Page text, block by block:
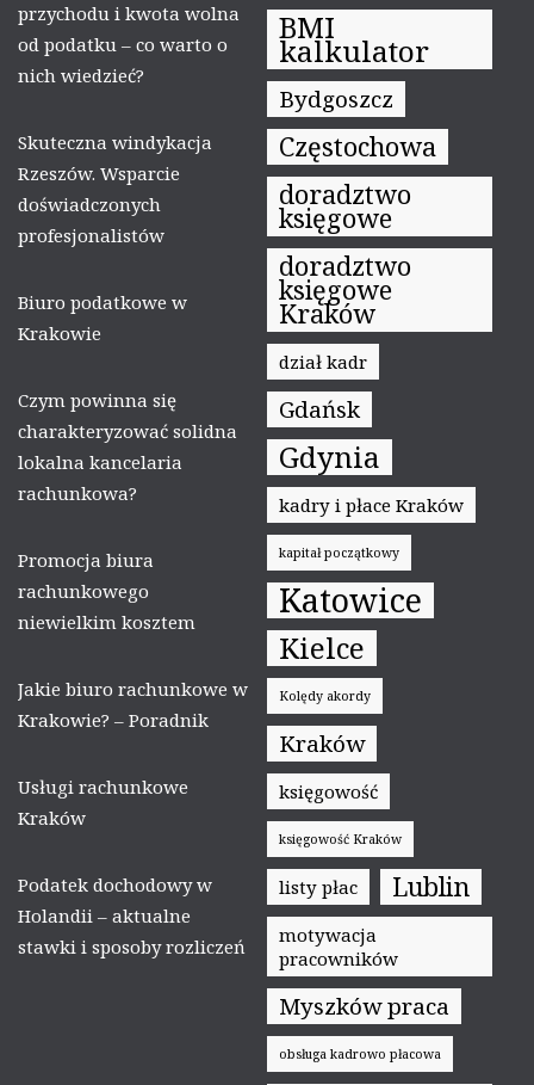
przychodu i kwota wolna
od podatku – co warto o
nich wiedzieć?
Skuteczna windykacja
Rzeszów. Wsparcie
doświadczonych
profesjonalistów
Biuro podatkowe w
Krakowie
Czym powinna się
charakteryzować solidna
lokalna kancelaria
rachunkowa?
Promocja biura
rachunkowego
niewielkim kosztem
Jakie biuro rachunkowe w
Krakowie? – Poradnik
Usługi rachunkowe
Kraków
Podatek dochodowy w
Holandii – aktualne
stawki i sposoby rozliczeń
BMI
kalkulator
Bydgoszcz
Częstochowa
doradztwo
księgowe
doradztwo
księgowe
Kraków
dział kadr
Gdańsk
Gdynia
kadry i płace Kraków
kapitał początkowy
Katowice
Kielce
Kolędy akordy
Kraków
księgowość
księgowość Kraków
listy płac Lublin
motywacja
pracowników
Myszków praca
obsługa kadrowo płacowa